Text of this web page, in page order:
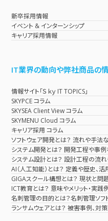
新卒採用情報
イベント & インターンシップ
キャリア採用情報
IT業界の動向や弊社商品の
情報サイト「Ｓｋｙ IT TOPICS」
SKYPCE コラム
SKYSEA Client View コラム
SKYMENU Cloud コラム
キャリア採用 コラム
ソフトウェア開発とは？ 流れや手法
システム開発とは？ 開発工程や事例
システム設計とは？ 設計工程の流れ
AI（人工知能）とは？ 定義や歴史、
GIGAスクール構想とは？ 現状と問
ICT教育とは？ 意味やメリット・実
名刺管理の目的とは？名刺管理ソフ
ランサムウェアとは？ 被害事例、対